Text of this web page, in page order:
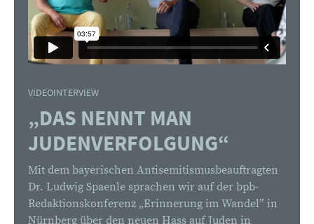
VIDEOINTERVIEW
„DAS NENNT MAN
JUDENVERFOLGUNG“
Mit dem bayerischen Antisemitismusbeauftragten
Dr. Ludwig Spaenle sprachen wir auf der bpb-
Redaktionskonferenz „Erinnerung im Wandel” in
Nürnberg über den neuen Hass auf Juden in